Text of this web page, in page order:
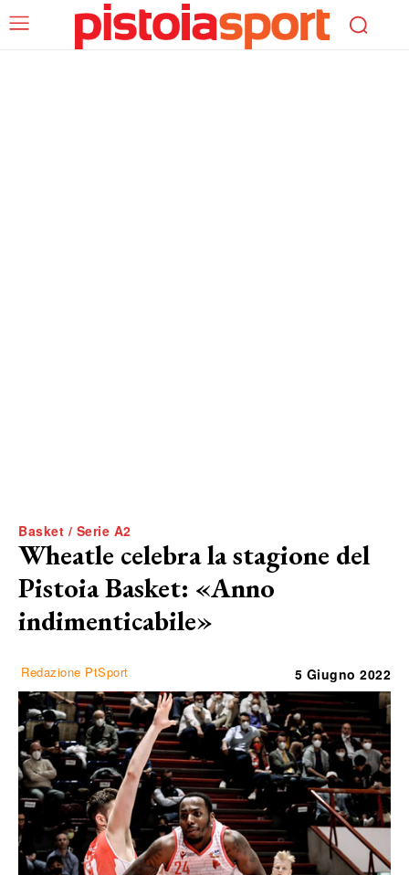
Basket / Serie A2
Wheatle celebra la stagione del
Pistoia Basket: «Anno
indimenticabile»
Redazione PtSport 5 Giugno 2022